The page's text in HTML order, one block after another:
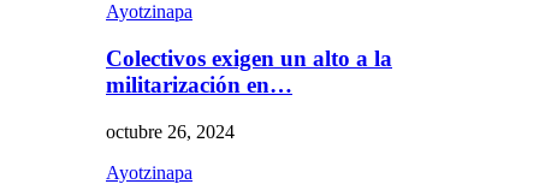
Ayotzinapa
Colectivos exigen un alto a la
militarización en…
octubre 26, 2024
Ayotzinapa